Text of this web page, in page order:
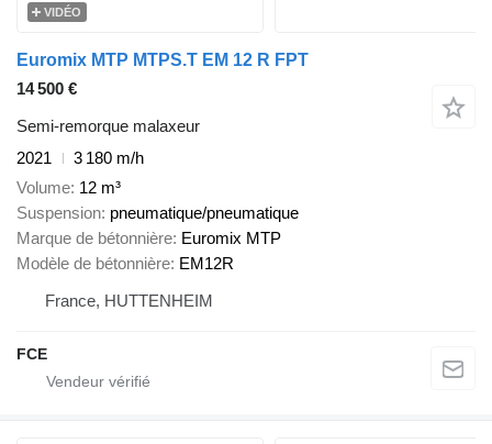
VIDÉO
Euromix MTP MTPS.T EM 12 R FPT
14 500 €
Semi-remorque malaxeur
2021
3 180 m/h
Volume 12 m³
Suspension pneumatique/pneumatique
Marque de bétonnière Euromix MTP
Modèle de bétonnière EM12R
France, HUTTENHEIM
FCE